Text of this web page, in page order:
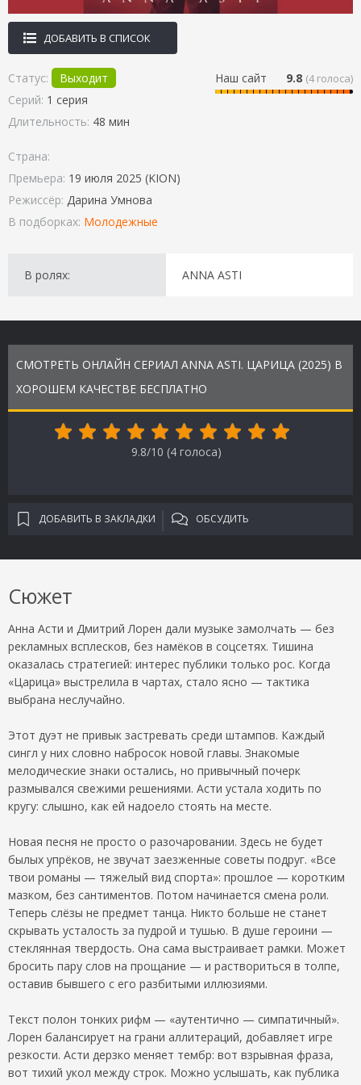
ДОБАВИТЬ В СПИСОК
Наш сайт 9.8 (4голоса)
Статус:
Выходит
Серий: 1 серия
Длительность: 48 мин
Страна:
Премьера: 19 июля 2025 (KION)
Режиссёр: Дарина Умнова
В подборках: Молодежные
В ролях: ANNA ASTI
СМОТРЕТЬ ОНЛАЙН СЕРИАЛ ANNA ASTI. ЦАРИЦА (2025) В
ХОРОШЕМ КАЧЕСТВЕ БЕСПЛАТНО
9.8/10 (4 голоса)
ДОБАВИТЬ В ЗАКЛАДКИ ОБСУДИТЬ
Сюжет
Анна Асти и Дмитрий Лорен дали музыке замолчать — без
рекламных всплесков, без намёков в соцсетях. Тишина
оказалась стратегией: интерес публики только рос. Когда
«Царица» выстрелила в чартах, стало ясно — тактика
выбрана неслучайно.
Этот дуэт не привык застревать среди штампов. Каждый
сингл у них словно набросок новой главы. Знакомые
мелодические знаки остались, но привычный почерк
размывался свежими решениями. Асти устала ходить по
кругу: слышно, как ей надоело стоять на месте.
Новая песня не просто о разочаровании. Здесь не будет
былых упрёков, не звучат заезженные советы подруг. «Все
твои романы — тяжелый вид спорта»: прошлое — коротким
мазком, без сантиментов. Потом начинается смена роли.
Теперь слёзы не предмет танца. Никто больше не станет
скрывать усталость за пудрой и тушью. В душе героини —
стеклянная твердость. Она сама выстраивает рамки. Может
бросить пару слов на прощание — и раствориться в толпе,
оставив бывшего с его разбитыми иллюзиями.
Текст полон тонких рифм — «аутентично — симпатичный».
Лорен балансирует на грани аллитераций, добавляет игре
резкости. Асти дерзко меняет тембр: вот взрывная фраза,
вот тихий укол между строк. Можно услышать, как публика